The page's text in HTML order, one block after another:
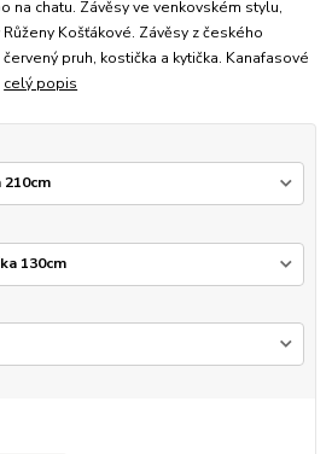
na chatu. Závěsy ve venkovském stylu,
Košťákové. Závěsy z českého
pruh, kostička a kytička. Kanafasové
celý popis